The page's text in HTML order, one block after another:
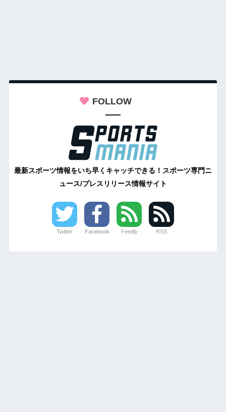
FOLLOW
最新スポーツ情報をいち早くキャッチできる！スポーツ専門ニ
ュース/プレスリリース情報サイト
Twitter Facebook Feedly RSS